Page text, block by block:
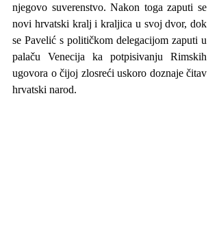
njegovo suverenstvo. Nakon toga zaputi se
novi hrvatski kralj i kraljica u svoj dvor, dok
se Pavelić s političkom delegacijom zaputi u
palaču Venecija ka potpisivanju Rimskih
ugovora o čijoj zlosreći uskoro doznaje čitav
hrvatski narod.